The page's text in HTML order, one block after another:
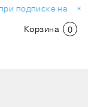
подписке на
Корзина 0